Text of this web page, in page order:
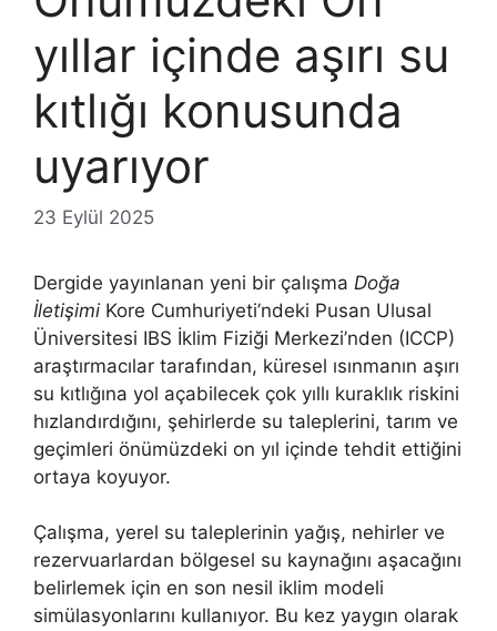
yıllar içinde aşırı su
kıtlığı konusunda
uyarıyor
23 Eylül 2025
Dergide yayınlanan yeni bir çalışma Doğa
İletişimi Kore Cumhuriyeti’ndeki Pusan ​​Ulusal
Üniversitesi IBS İklim Fiziği Merkezi’nden (ICCP)
araştırmacılar tarafından, küresel ısınmanın aşırı
su kıtlığına yol açabilecek çok yıllı kuraklık riskini
hızlandırdığını, şehirlerde su taleplerini, tarım ve
geçimleri önümüzdeki on yıl içinde tehdit ettiğini
ortaya koyuyor.
Çalışma, yerel su taleplerinin yağış, nehirler ve
rezervuarlardan bölgesel su kaynağını aşacağını
belirlemek için en son nesil iklim modeli
simülasyonlarını kullanıyor. Bu kez yaygın olarak